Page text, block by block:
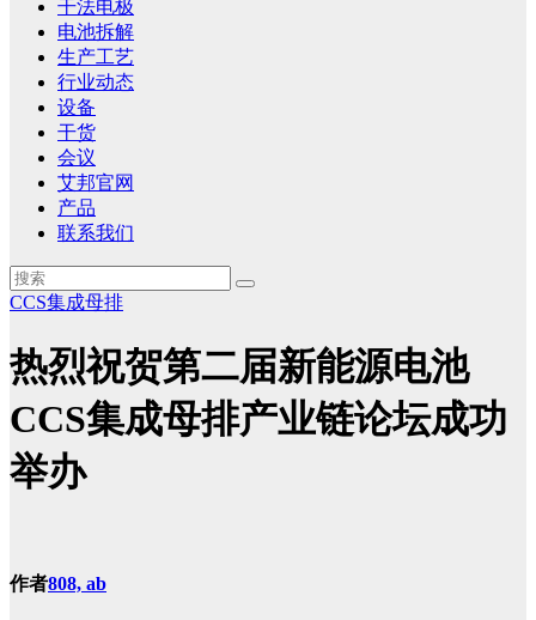
干法电极
电池拆解
生产工艺
行业动态
设备
干货
会议
艾邦官网
产品
联系我们
CCS集成母排
热烈祝贺第二届新能源电池
CCS集成母排产业链论坛成功
举办
作者808, ab